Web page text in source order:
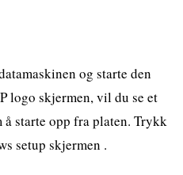
og starte den
logo skjermen, vil du se et
starte opp fra platen. Trykk
setup skjermen .